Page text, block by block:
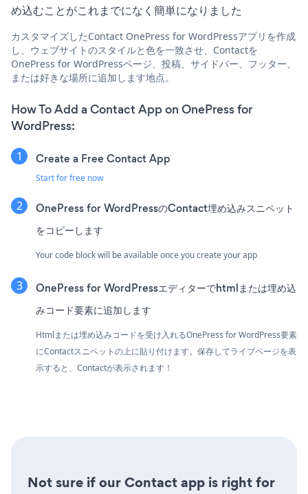
め込むことがこれまでになく簡単になりました
カスタマイズしたContact OnePress for WordPressアプリを作成
し、ウェブサイトのスタイルと色を一致させ、Contactを
OnePress for WordPressページ、投稿、サイドバー、フッター、
または好きな場所に追加します地点。
How To Add a Contact App on OnePress for
WordPress:
Create a Free Contact App
Start for free now
OnePress for WordPressのContact埋め込みスニペット
をコピーします
Your code block will be available once you create your app
OnePress for WordPressエディターでhtmlまたは埋め込
みコード要素に追加します
Htmlまたは埋め込みコードを受け入れるOnePress for WordPress要素
にContactスニペットの上に貼り付けます。保存してライブページを表
示すると、Contactが表示されます！
Not sure if our Contact app is right for